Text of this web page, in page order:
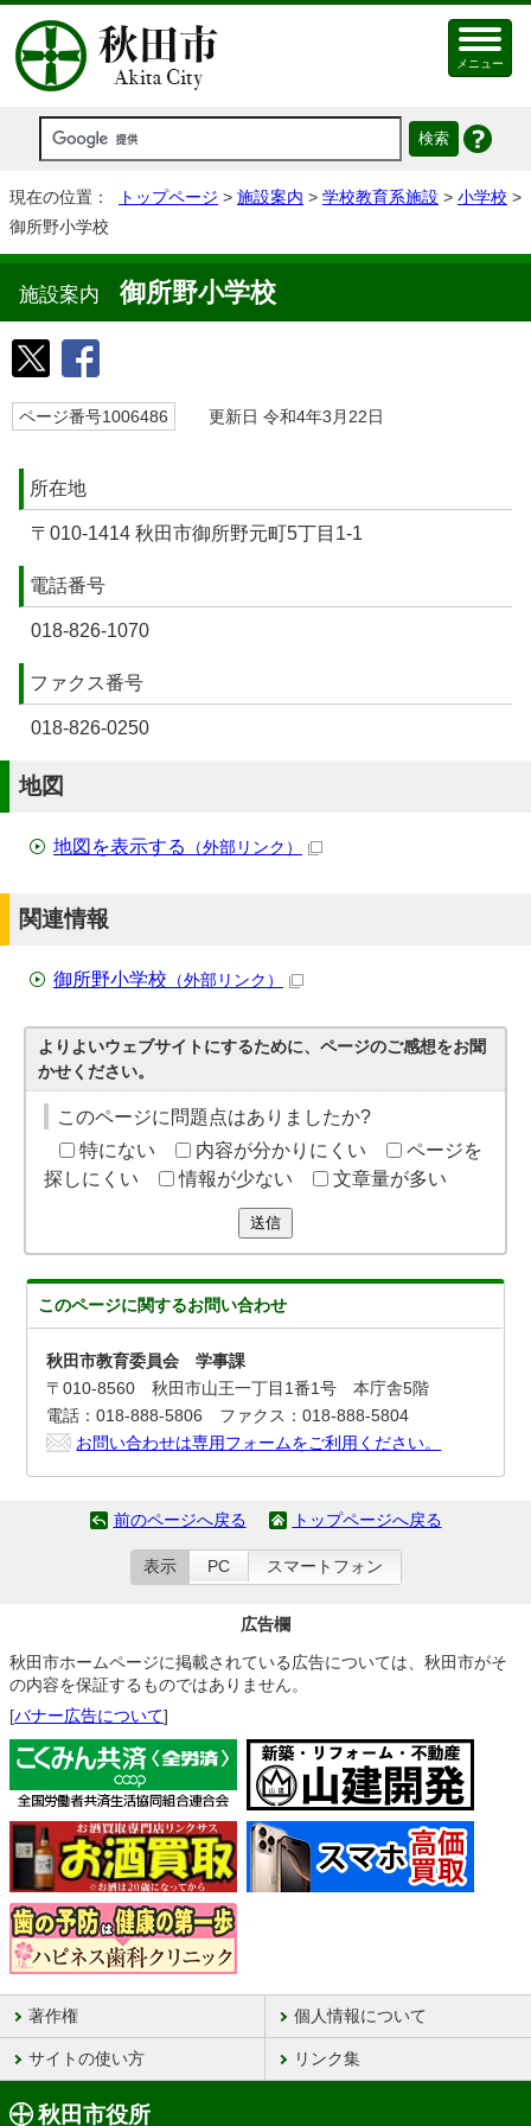
メニュー
現在の位置： トップページ > 施設案内 > 学校教育系施設 > 小学校 >
御所野小学校
施設案内 御所野小学校
ページ番号1006486 更新日 令和4年3月22日
所在地
〒010-1414 秋田市御所野元町5丁目1-1
電話番号
018-826-1070
ファクス番号
018-826-0250
地図
地図を表示する （外部リンク）
関連情報
御所野小学校 （外部リンク）
よりよいウェブサイトにするために、ページのご感想をお聞
かせください。
このページに問題点はありましたか?
特にない
内容が分かりにくい
ページを
探しにくい
情報が少ない 文章量が多い
送信
このページに関するお問い合わせ
秋田市教育委員会 学事課
〒010-8560 秋田市山王一丁目1番1号 本庁舎5階
電話：018-888-5806 ファクス：018-888-5804
お問い合わせは専用フォームをご利用ください。
前のページへ戻る トップページへ戻る
表示 PC スマートフォン
広告欄
秋田市ホームページに掲載されている広告については、秋田市がそ
の内容を保証するものではありません。
[バナー広告について]
著作権 個人情報について
サイトの使い方 リンク集
秋田市役所